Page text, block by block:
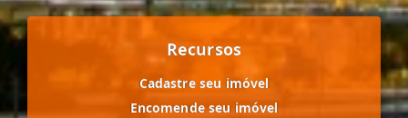
Recursos
Cadastre seu imóvel
Encomende seu imóvel